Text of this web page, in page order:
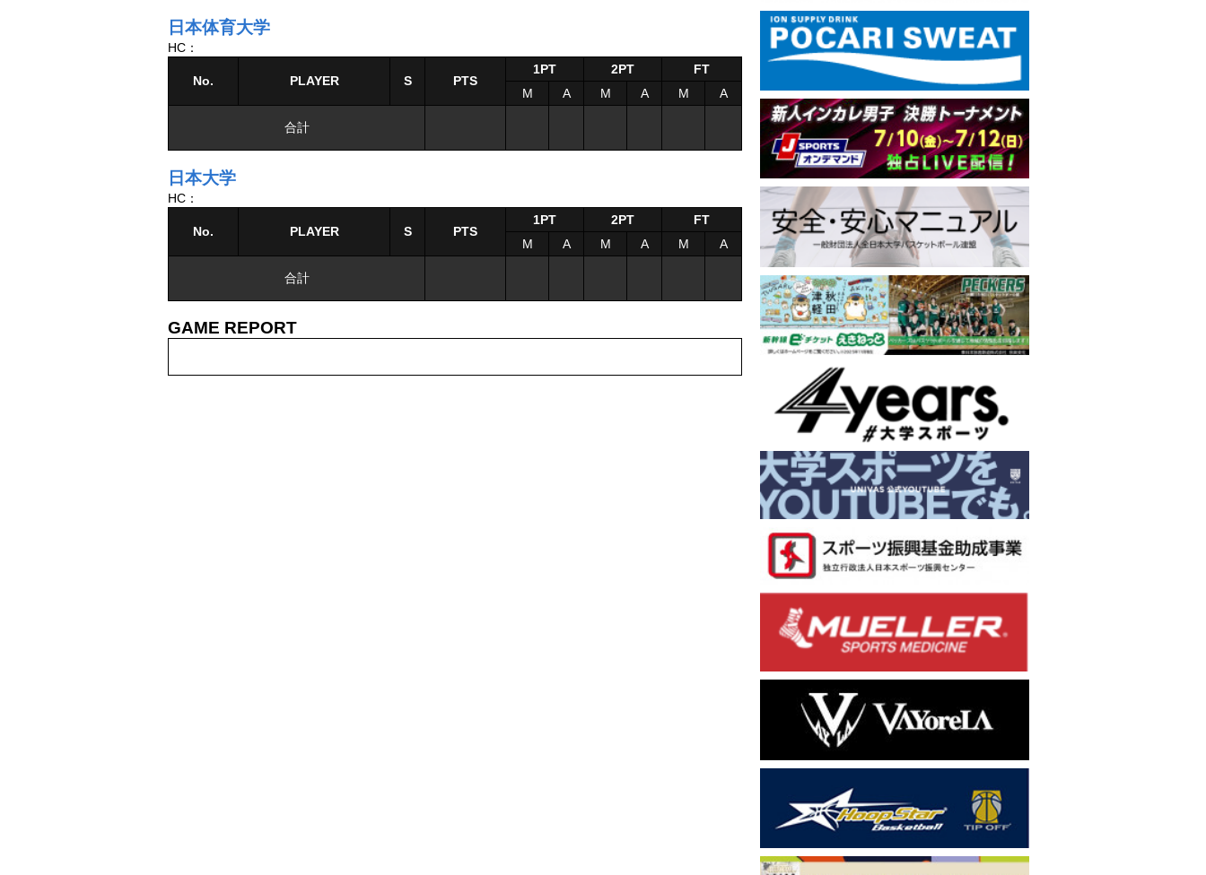
日本体育大学
HC：
No. PLAYER S PTS
1PT 2PT
FT
M
A M A M A
合計
日本大学
HC：
No. PLAYER S PTS
1PT 2PT
FT
M
A M A M A
合計
GAME REPORT